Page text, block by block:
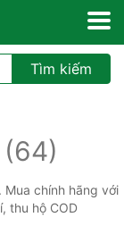
Tìm kiếm
(64)
chính hãng với
thu hộ COD